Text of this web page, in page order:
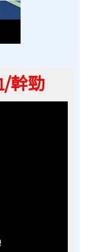
/幹勁